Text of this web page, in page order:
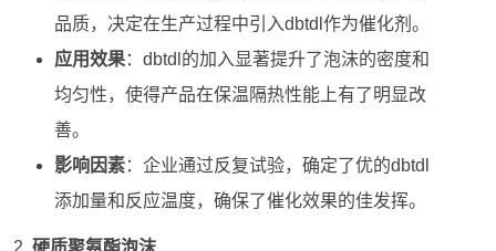
品质，决定在生产过程中引入dbtdl作为催化剂。
应用效果：dbtdl的加入显著提升了泡沫的密度和
均匀性，使得产品在保温隔热性能上有了明显改
善。
影响因素：企业通过反复试验，确定了优的dbtdl
添加量和反应温度，确保了催化效果的佳发挥。